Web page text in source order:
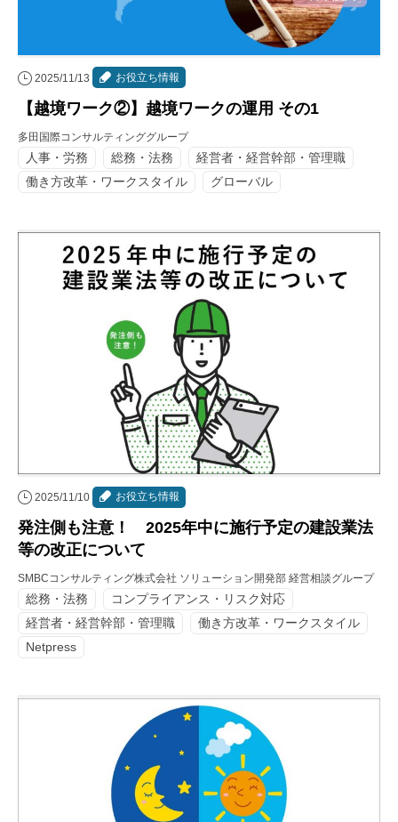
2025/11/13 お役立ち情報
【越境ワーク②】越境ワークの運用 その1
多田国際コンサルティンググループ
人事・労務 総務・法務
経営者・経営幹部・管理職
働き方改革・ワークスタイル
グローバル
2025/11/10 お役立ち情報
発注側も注意！ 2025年中に施行予定の建設業法
等の改正について
SMBCコンサルティング株式会社 ソリューション開発部 経営相談グループ
総務・法務
コンプライアンス・リスク対応
経営者・経営幹部・管理職
働き方改革・ワークスタイル
Netpress